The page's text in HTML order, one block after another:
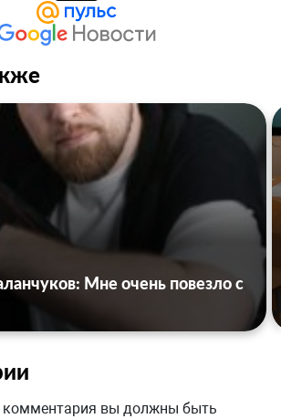
Мне очень повезло с
комментария вы должны быть